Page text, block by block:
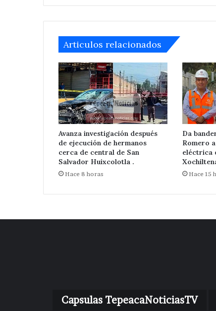
Articulos relacionados
Avanza investigación después
de ejecución de hermanos
cerca de central de San
Salvador Huixcolotla .
Hace 8 horas
Da
Romero
eléctrica
Hace 15
Capsulas TepeacaNoticiasTV